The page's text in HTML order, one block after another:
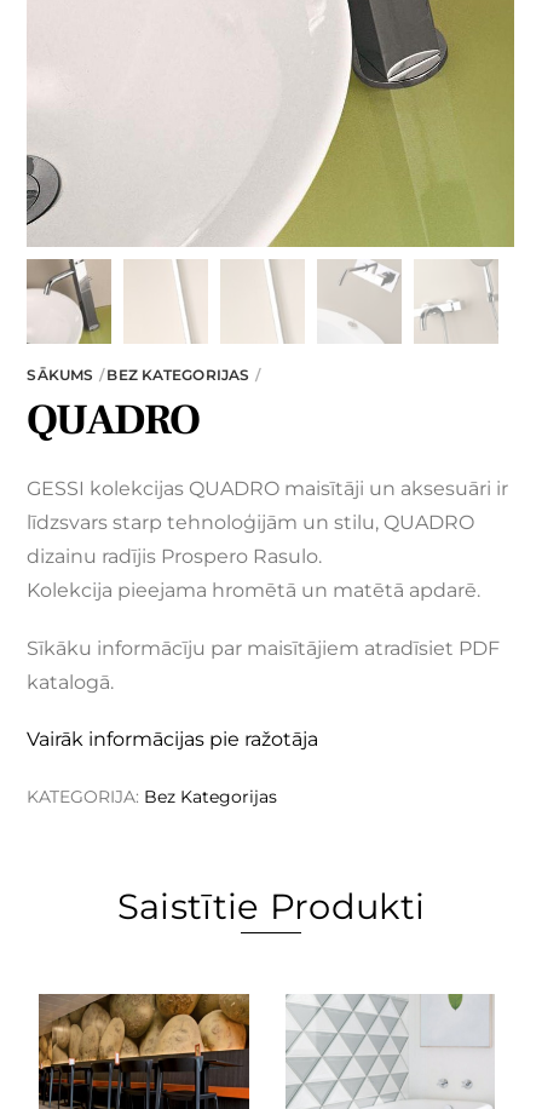
SĀKUMS BEZ KATEGORIJAS
QUADRO
GESSI kolekcijas QUADRO maisītāji un aksesuāri ir
līdzsvars starp tehnoloģijām un stilu, QUADRO
dizainu radījis Prospero Rasulo.
Kolekcija pieejama hromētā un matētā apdarē.
Sīkāku informācīju par maisītājiem atradīsiet PDF
katalogā.
Vairāk informācijas pie ražotāja
KATEGORIJA: Bez Kategorijas
Saistītie Produkti